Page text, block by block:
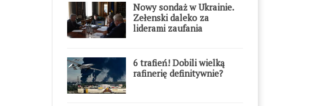
Nowy sondaż w Ukrainie.
Zełenski daleko za
liderami zaufania
6 trafień! Dobili wielką
rafinerię definitywnie?